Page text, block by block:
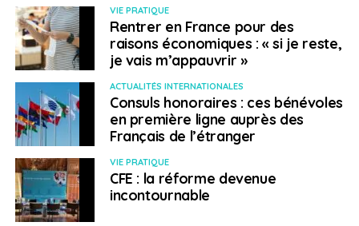
l’emploi luxembourgeoisoù vous retrouverez de
nombreuses offres d’emploi.
Vous pouvez également consulter la presse écrite,
notamment le samedi, dans le Républicain Lorrain et le
Luxemburger Wort. Il est également important de
considérer les réseaux sociaux. Au Luxembourg, de
nombreuses entreprises publient leurs offres d’emploi
sur des sites tels que Linkedin ou Viadeo. Les secteurs
utilisant le plus les réseaux sociaux sont dans
l’informatique, l’ingénierie, les ressources humaines
(RH), la vente et le marketing.
VIE PRATIQUE
Rentrer en France pour des
raisons économiques : « si je reste,
je vais m’appauvrir »
ACTUALITÉS INTERNATIONALES
Consuls honoraires : ces bénévoles
en première ligne auprès des
Français de l’étranger
VIE PRATIQUE
CFE : la réforme devenue
incontournable